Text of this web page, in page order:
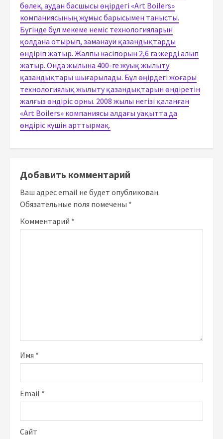
бөлек, аудан басшысы өңірдегі «Art Boilers»
компаниясының жұмыс барысымен танысты.
Бүгінде бұл мекеме неміс технологияларын
қолдана отырып, заманауи қазандықтарды
өндіріп жатыр. Жалпы кәсіпорын 2,6 га жерді алып
жатыр. Онда жылына 400-ге жуық жылыту
қазандықтары шығарылады. Бұл өңірдегі жоғары
технологиялық жылыту қазандықтарын өндіретін
жалғыз өндіріс орны. 2008 жылы негізі қаланған
«Art Boilers» компаниясы алдағы уақытта да
өндіріс күшін арттырмақ.
Добавить комментарий
Ваш адрес email не будет опубликован.
Обязательные поля помечены *
Комментарий *
Имя *
Email *
Сайт